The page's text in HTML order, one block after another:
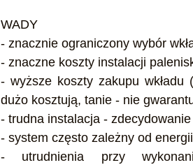
WADY
- znacznie ograniczony wybór
- znaczne koszty instalacji
- wyższe koszty zakupu wkładu
dużo kosztują, tanie - nie
- trudna instalacja -
- system często zależny od
- utrudnienia przy